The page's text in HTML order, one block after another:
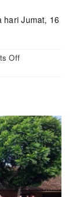
hari Jumat, 16
Offon
Keuangan
dan
Lomba
Mewarnai
HUT
RI